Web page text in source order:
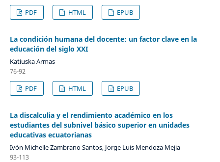
PDF
HTML EPUB
La condición humana del docente: un factor clave en la
educación del siglo XXI
Katiuska Armas
76-92
PDF
HTML EPUB
La discalculia y el rendimiento académico en los
estudiantes del subnivel básico superior en unidades
educativas ecuatorianas
Ivón Michelle Zambrano Santos, Jorge Luis Mendoza Mejia
93-113